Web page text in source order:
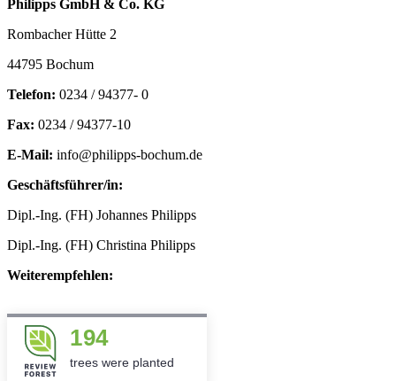
Philipps GmbH & Co. KG
Rombacher Hütte 2
44795 Bochum
Telefon: 0234 / 94377- 0
Fax: 0234 / 94377-10
E-Mail: info@philipps-bochum.de
Geschäftsführer/in:
Dipl.-Ing. (FH) Johannes Philipps
Dipl.-Ing. (FH) Christina Philipps
Weiterempfehlen:
194
trees were planted